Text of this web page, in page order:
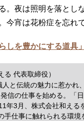
。夜は照明を落とし
今宵は花粉症を忘れ
しを豊かにする道具」
る 代表取締役）
と伝統の魅力に惹かれ
信の仕事を始める。「
年3月、株式会社和え
手仕事に触れられる環